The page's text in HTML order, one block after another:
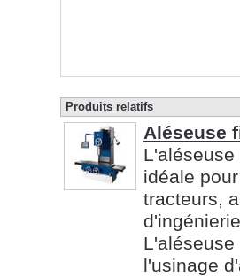
Produits relatifs
Aléseuse
idéale
tracteurs,
l'usinage